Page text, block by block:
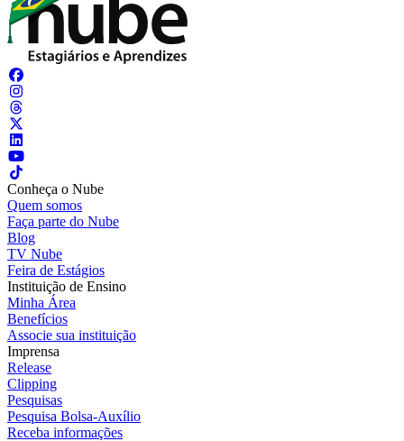
Conheça o Nube
Quem somos
Faça parte do Nube
Blog
TV Nube
Feira de Estágios
Instituição de Ensino
Minha Área
Benefícios
Associe sua instituição
Imprensa
Release
Clipping
Pesquisas
Pesquisa Bolsa-Auxílio
Receba informações